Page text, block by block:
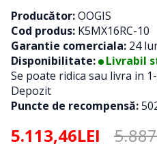
Producător:OOGIS
Cod produs: K5MX16RC-10
Garantie comerciala: 24
Disponibilitate:
Livrabil
Se poate ridica sau livra in
Depozit
Puncte de recompensă:
5.113,46LEI